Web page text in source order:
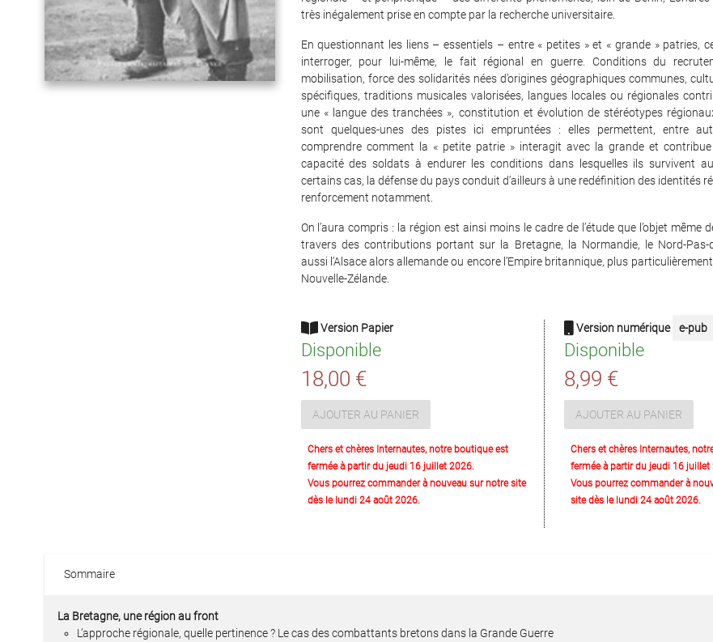
très inégalement prise en compte par la recherche universitaire.
En questionnant les liens – essentiels – entre « petites » et « grande » patries,
interroger, pour lui-même, le fait régional en guerre. Conditions du
mobilisation, force des solidarités nées d’origines géographiques communes,
spécifiques, traditions musicales valorisées, langues locales ou régionales
une « langue des tranchées », constitution et évolution de stéréotypes
sont quelques-unes des pistes ici empruntées : elles permettent, entre
comprendre comment la « petite patrie » interagit avec la grande et
capacité des soldats à endurer les conditions dans lesquelles ils survivent
certains cas, la défense du pays conduit d’ailleurs à une redéfinition des identités
renforcement notamment.
On l’aura compris : la région est ainsi moins le cadre de l’étude que l’objet même
travers des contributions portant sur la Bretagne, la Normandie, le Nord-Pas-
aussi l’Alsace alors allemande ou encore l’Empire britannique, plus
Nouvelle-Zélande.
Version Papier
Disponible
18,00 €
AJOUTER AU PANIER
Chers et chères Internautes, notre boutique est
fermée à partir du jeudi 16 juillet 2026.
Vous pourrez commander à nouveau sur notre site
dès le lundi 24 août 2026.
Version numérique e-pub
Disponible
8,99 €
AJOUTER AU PANIER
Chers et chères Internautes,
fermée à partir du jeudi 16 juillet
Vous pourrez commander à
site dès le lundi 24 août 2026.
Sommaire
La Bretagne, une région au front
L’approche régionale, quelle pertinence ? Le cas des combattants bretons dans la Grande Guerre